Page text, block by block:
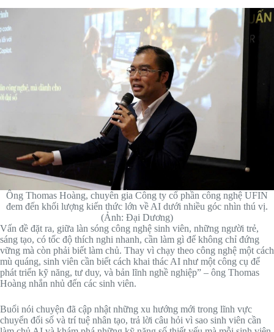
Ông Thomas Hoàng, chuyên gia Công ty cổ phần công nghệ UFIN
đem đến khối lượng kiến thức lớn về AI dưới nhiều góc nhìn thú vị.
(Ảnh: Đại Dương)
Vấn đề đặt ra, giữa làn sóng công nghệ sinh viên, những người trẻ,
sáng tạo, có tốc độ thích nghi nhanh, cần làm gì để không chỉ đứng
vững mà còn phải biết làm chủ. Thay vì chạy theo công nghệ một cách
mù quáng, sinh viên cần biết cách khai thác AI như một công cụ để
phát triển kỹ năng, tư duy, và bản lĩnh nghề nghiệp” – ông Thomas
Hoàng nhắn nhủ đến các sinh viên.
Buổi nói chuyện đã cập nhật những xu hướng mới trong lĩnh vực
chuyển đổi số và trí tuệ nhân tạo, trả lời câu hỏi vì sao sinh viên cần